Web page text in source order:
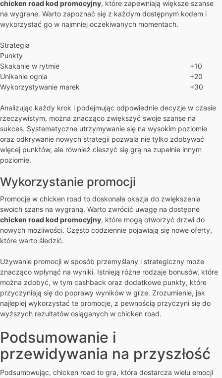
chicken road kod promocyjny, które zapewniają większe szanse
na wygrane. Warto zapoznać się z każdym dostępnym kodem i
wykorzystać go w najmniej oczekiwanych momentach.
Strategia
Punkty
Skakanie w rytmie
+10
Unikanie ognia
+20
Wykorzystywanie marek
+30
Analizując każdy krok i podejmując odpowiednie decyzje w czasie
rzeczywistym, można znacząco zwiększyć swoje szanse na
sukces. Systematyczne utrzymywanie się na wysokim poziomie
oraz odkrywanie nowych strategii pozwala nie tylko zdobywać
więcej punktów, ale również cieszyć się grą na zupełnie innym
poziomie.
Wykorzystanie promocji
Promocje w chicken road to doskonała okazja do zwiększenia
swoich szans na wygraną. Warto zwrócić uwagę na dostępne
chicken road kod promocyjny, które mogą otworzyć drzwi do
nowych możliwości. Często codziennie pojawiają się nowe oferty,
które warto śledzić.
Używanie promocji w sposób przemyślany i strategiczny może
znacząco wpłynąć na wyniki. Istnieją różne rodzaje bonusów, które
można zdobyć, w tym cashback oraz dodatkowe punkty, które
przyczyniają się do poprawy wyników w grze. Zrozumienie, jak
najlepiej wykorzystać te promocje, z pewnością przyczyni się do
wyższych rezultatów osiąganych w chicken road.
Podsumowanie i
przewidywania na przyszłość
Podsumowując, chicken road to gra, która dostarcza wielu emocji